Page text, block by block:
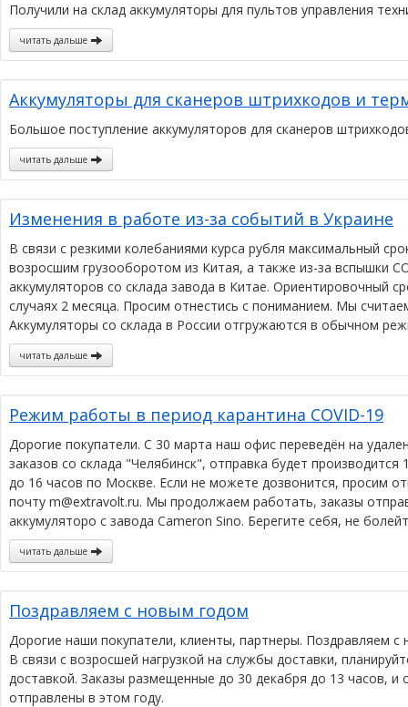
Получили на склад аккумуляторы для пультов управления
читать дальше
Аккумуляторы для сканеров штрихкодов и
Большое поступление аккумуляторов для сканеров
читать дальше
Изменения в работе из-за событий в Украине
В связи с резкими колебаниями курса рубля максимальный
возросшим грузооборотом из Китая, а также из-за вспышки
аккумуляторов со склада завода в Китае. Ориентировочный
случаях 2 месяца. Просим отнестись с пониманием. Мы
Аккумуляторы со склада в России отгружаются в обычном
читать дальше
Режим работы в период карантина COVID-19
Дорогие покупатели. С 30 марта наш офис переведён на
заказов со склада "Челябинск", отправка будет
до 16 часов по Москве. Если не можете дозвонится, просим
почту m@extravolt.ru. Мы продолжаем работать, заказы
аккумуляторо с завода Cameron Sino. Берегите себя, не
читать дальше
Поздравляем с новым годом
Дорогие наши покупатели, клиенты, партнеры. Поздравляем
В связи с возросшей нагрузкой на службы доставки,
доставкой. Заказы размещенные до 30 декабря до 13 часов,
отправлены в этом году.